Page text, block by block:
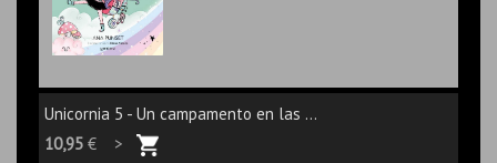
Unicornia 5 - Un campamento en las ...
10,95 € >